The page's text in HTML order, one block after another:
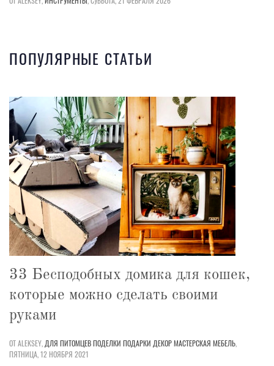
ПОПУЛЯРНЫЕ СТАТЬИ
33 Бесподобных домика для кошек,
которые можно сделать своими
руками
ОТ ALEKSEY, ДЛЯ ПИТОМЦЕВПОДЕЛКИ ПОДАРКИ ДЕКОРМАСТЕРСКАЯ МЕБЕЛЬ,
ПЯТНИЦА, 12 НОЯБРЯ 2021